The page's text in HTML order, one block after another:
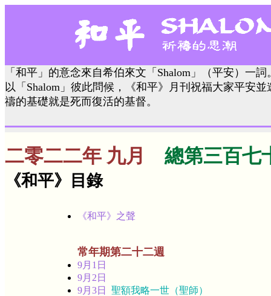
「和平」的意念來自希伯來文「Shalom」（平安）一
以「Shalom」彼此問候，《和平》月刊祝福大家平安
禱的基礎就是死而復活的基督。
二零二二年 九月 總第三百七
《和平》目錄
《和平》之聲
常年期第二十二週
9月1日
9月2日
9月3日 聖額我略一世（聖師）